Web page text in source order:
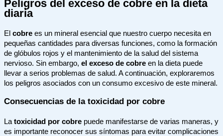
Peligros del exceso de cobre en la dieta
diaria
El cobre es un mineral esencial que nuestro cuerpo necesita en
pequeñas cantidades para diversas funciones, como la formación
de glóbulos rojos y el mantenimiento de la salud del sistema
nervioso. Sin embargo, el exceso de cobre en la dieta puede
llevar a serios problemas de salud. A continuación, exploraremos
los peligros asociados con un consumo excesivo de este mineral.
Consecuencias de la toxicidad por cobre
La toxicidad por cobre puede manifestarse de varias maneras, y
es importante reconocer sus síntomas para evitar complicaciones